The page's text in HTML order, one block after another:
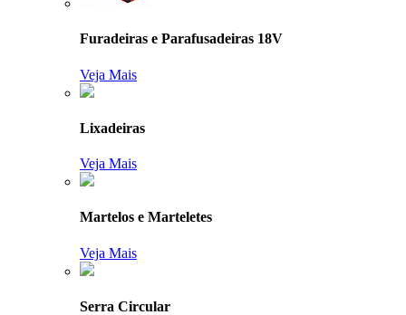
Furadeiras e Parafusadeiras 18V
Veja Mais
Lixadeiras
Veja Mais
Martelos e Marteletes
Veja Mais
Serra Circular